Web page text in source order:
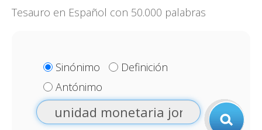
Tesauro en Español con 50.000 palabras
Sinónimo
Definición
Antónimo